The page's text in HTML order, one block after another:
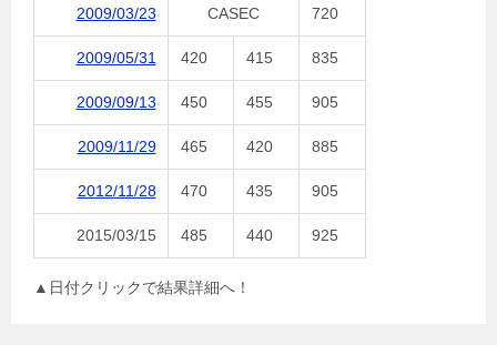
2009/03/23 CASEC 720
2009/05/31 420 415 835
2009/09/13 450 455 905
2009/11/29 465 420 885
2012/11/28 470 435 905
2015/03/15 485 440 925
▲日付クリックで結果詳細へ！